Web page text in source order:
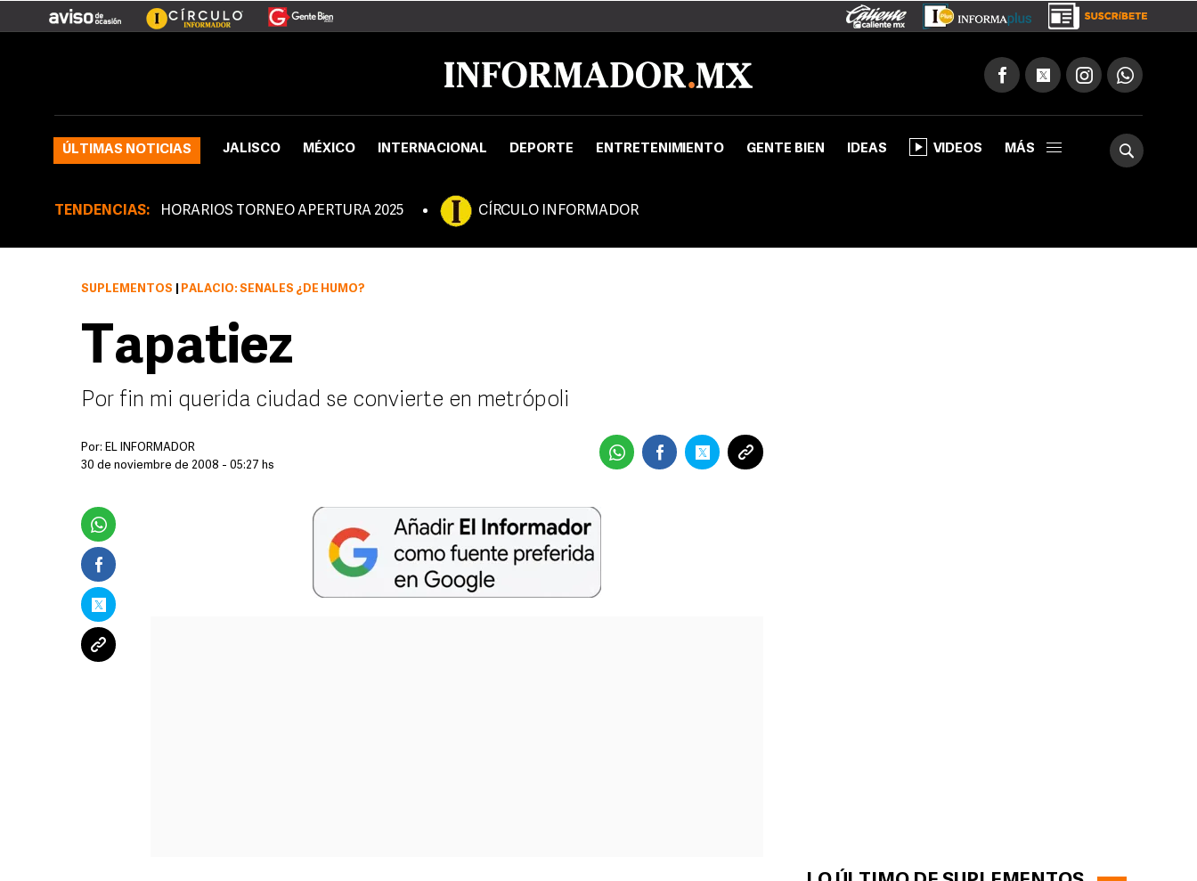
ÚLTIMAS NOTICIAS JALISCO MÉXICO INTERNACIONAL DEPORTE ENTRETENIMIENTO GENTE BIEN IDEAS VIDEOS MÁS
TENDENCIAS: HORARIOS TORNEO APERTURA 2025 CÍRCULO INFORMADOR
SUPLEMENTOS PALACIO: SEÑALES ¿DE HUMO?
Tapatiez
Por fin mi querida ciudad se convierte en metrópoli
Por: EL INFORMADOR
30 de noviembre de 2008 - 05:27 hs